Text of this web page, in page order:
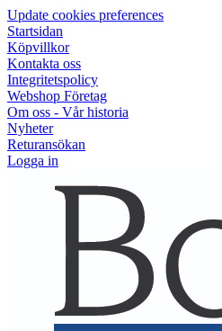
Update cookies preferences
Startsidan
Köpvillkor
Kontakta oss
Integritetspolicy
Webshop Företag
Om oss - Vår historia
Nyheter
Returansökan
Logga in